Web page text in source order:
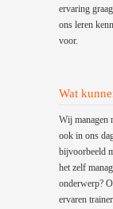
ervaring
ons leren
voor.
Wat
Wij managen
ook in ons
bijvoorbeeld
het zelf
onderwerp?
ervaren